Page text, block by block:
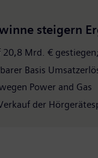
steigern
Mrd. €
Basis
Power and Gas
der